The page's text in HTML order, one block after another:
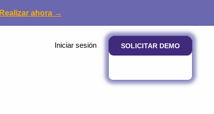
Realizar ahora →
Iniciar sesión SOLICITAR DEMO